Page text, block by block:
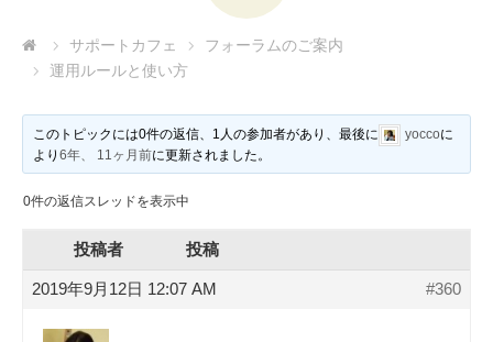
サポートカフェ
フォーラムのご案内
運用ルールと使い方
このトピックには0件の返信、1人の参加者があり、最後に yoccoに
より6年、 11ヶ月前に更新されました。
0件の返信スレッドを表示中
投稿者 投稿
2019年9月12日 12:07 AM #360